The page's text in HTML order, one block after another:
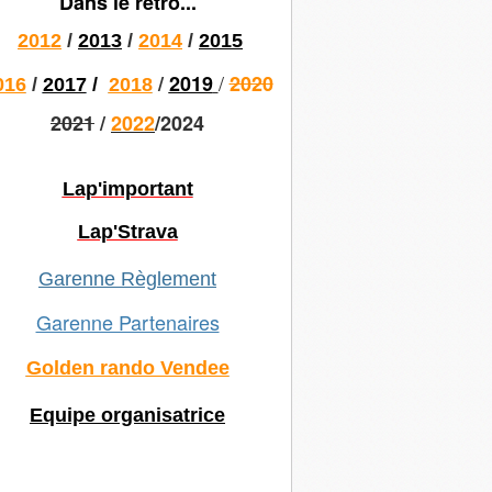
2012 / 2013 / 2014 / 2015
/ 2017/ 2018 / 2019 /2020
2021/2022/2024
Lap'important
Lap'Strava
Garenne Règlement
Garenne Partenaires
Golden rando Vendee
Equipe organisatrice